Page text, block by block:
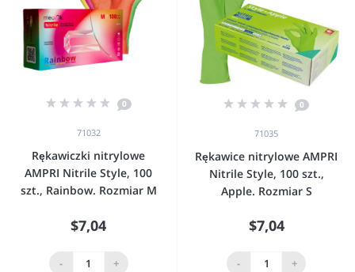
0
71032
Rękawiczki nitrylowe
AMPRI Nitrile Style, 100
szt., Rainbow. Rozmiar M
$7,04
- +
0
71035
Rękawice nitrylowe AMPRI
Nitrile Style, 100 szt.,
Apple. Rozmiar S
$7,04
- +